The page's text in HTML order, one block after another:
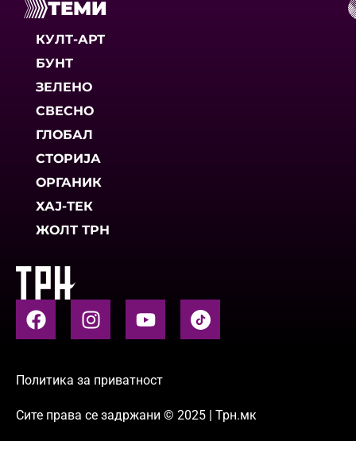
ТЕМИ
КУЛТ-АРТ
БУНТ
ЗЕЛЕНО
СВЕСНО
ГЛОБАЛ
СТОРИЈА
ОРГАНИК
ХАЈ-ТЕК
ЖОЛТ ТРН
Политика за приватност
Сите права се задржани © 2025 | Трн.мк